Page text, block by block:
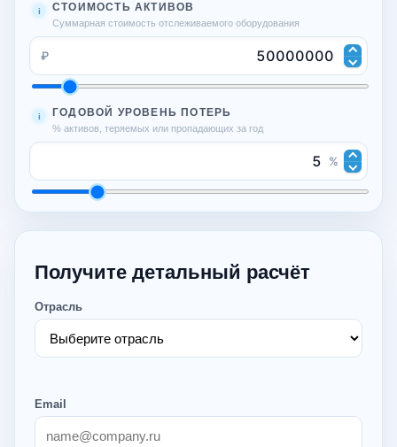
i СТОИМОСТЬ АКТИВОВ
Суммарная стоимость отслеживаемого оборудования
₽
i ГОДОВОЙ УРОВЕНЬ ПОТЕРЬ
% активов, теряемых или пропадающих за год
%
Получите детальный расчёт
Отрасль
Email